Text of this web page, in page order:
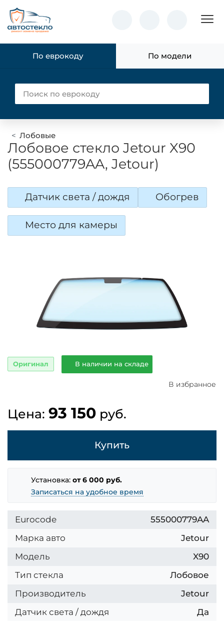
По еврокоду По модели
Лобовые
Лобовое стекло Jetour X90
(555000779AA, Jetour)
Датчик света / дождя Обогрев
Место для камеры
Оригинал В наличии на складе
В избранное
Цена: 93 150 руб.
Купить
Установка:от 6 000 руб.
Записаться на удобное время
Eurocode
555000779AA
Марка авто
Jetour
Модель
X90
Тип стекла
Лобовое
Производитель
Jetour
Датчик света / дождя
Да